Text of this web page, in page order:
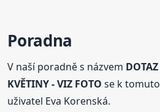
Poradna
V naší poradně s názvem
KVĚTINY - VIZ FOTO se k
uživatel Eva Korenská.